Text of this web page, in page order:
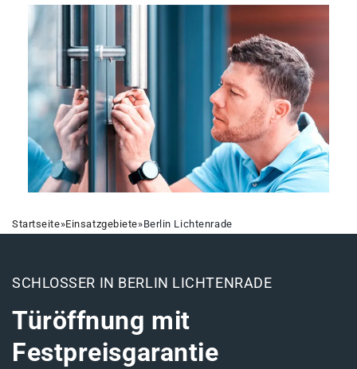
Startseite»Einsatzgebiete»Berlin Lichtenrade
SCHLOSSER IN BERLIN LICHTENRADE
Türöffnung mit
Festpreisgarantie